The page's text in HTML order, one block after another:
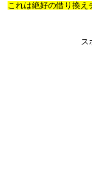
これは絶好の借り換え
ス